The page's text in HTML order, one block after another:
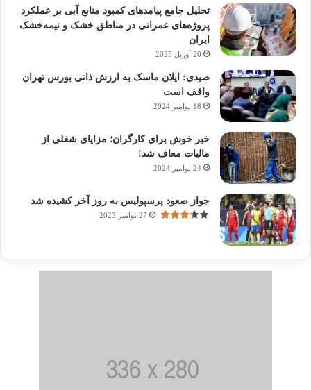
تحلیل جامع پیامدهای کمبود منابع آبی بر عملکرد
پروژه‌های عمرانی در مناطق خشک و نیمه‌خشک
ایران
20 آوریل 2025
صیدی: ایلان ماسک به ارزش ذاتی بورس تهران
واقف است
18 نوامبر 2024
خبر خوش برای کارگران؛ مزایای شغلی از
مالیات معاف شد!
24 نوامبر 2024
جواز صعود پرسپولیس به روز آخر کشیده شد
27 نوامبر 2023